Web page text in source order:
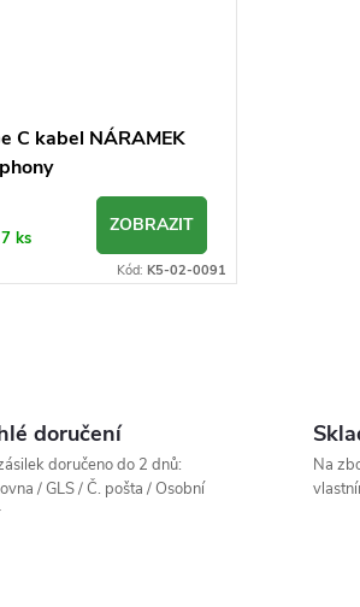
C kabel NÁRAMEK
7 ks
ZOBRAZIT
Kód: K5-02-0091
doručení
doručeno do 2 dnů:
/ GLS / Č. pošta / Osobní
Na